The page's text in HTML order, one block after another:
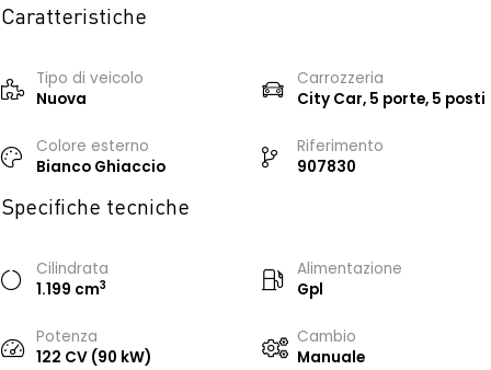
Caratteristiche
Tipo di veicolo
Nuova
Carrozzeria
City Car, 5 porte, 5 posti
Colore esterno
Bianco Ghiaccio
Riferimento
907830
Specifiche tecniche
Cilindrata
1.199 cm3
Alimentazione
Gpl
Potenza
122 CV (90 kW)
Cambio
Manuale